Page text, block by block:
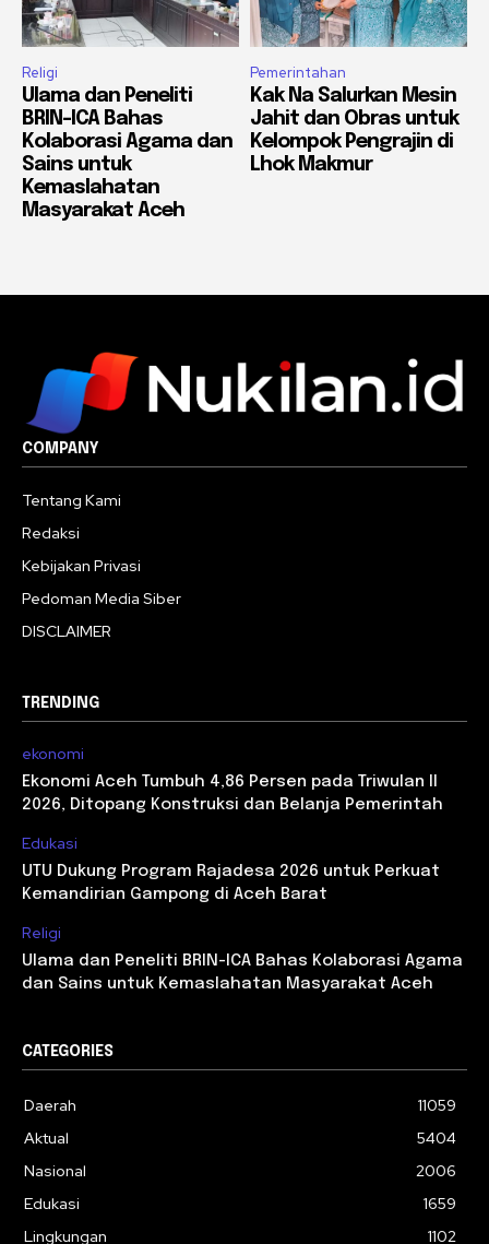
Religi
Ulama dan Peneliti
BRIN-ICA Bahas
Kolaborasi Agama dan
Sains untuk
Kemaslahatan
Masyarakat Aceh
Pemerintahan
Kak Na Salurkan Mesin
Jahit dan Obras untuk
Kelompok Pengrajin di
Lhok Makmur
COMPANY
Tentang Kami
Redaksi
Kebijakan Privasi
Pedoman Media Siber
DISCLAIMER
TRENDING
ekonomi
Ekonomi Aceh Tumbuh 4,86 Persen pada Triwulan II
2026, Ditopang Konstruksi dan Belanja Pemerintah
Edukasi
UTU Dukung Program Rajadesa 2026 untuk Perkuat
Kemandirian Gampong di Aceh Barat
Religi
Ulama dan Peneliti BRIN-ICA Bahas Kolaborasi Agama
dan Sains untuk Kemaslahatan Masyarakat Aceh
CATEGORIES
Daerah
11059
Aktual
5404
Nasional
2006
Edukasi
1659
Lingkungan
1102